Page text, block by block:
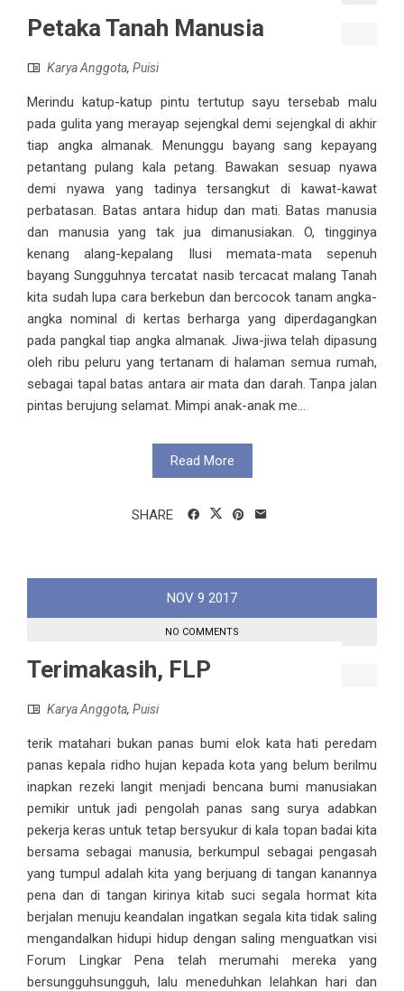
Petaka Tanah Manusia
Karya Anggota, Puisi
Merindu katup-katup pintu tertutup sayu tersebab malu
pada gulita yang merayap sejengkal demi sejengkal di akhir
tiap angka almanak. Menunggu bayang sang kepayang
petantang pulang kala petang. Bawakan sesuap nyawa
demi nyawa yang tadinya tersangkut di kawat-kawat
perbatasan. Batas antara hidup dan mati. Batas manusia
dan manusia yang tak jua dimanusiakan. O, tingginya
kenang alang-kepalang Ilusi memata-mata sepenuh
bayang Sungguhnya tercatat nasib tercacat malang Tanah
kita sudah lupa cara berkebun dan bercocok tanam angka-
angka nominal di kertas berharga yang diperdagangkan
pada pangkal tiap angka almanak. Jiwa-jiwa telah dipasung
oleh ribu peluru yang tertanam di halaman semua rumah,
sebagai tapal batas antara air mata dan darah. Tanpa jalan
pintas berujung selamat. Mimpi anak-anak me...
Read More
SHARE
NOV 9 2017
NO COMMENTS
Terimakasih, FLP
Karya Anggota, Puisi
terik matahari bukan panas bumi elok kata hati peredam
panas kepala ridho hujan kepada kota yang belum berilmu
inapkan rezeki langit menjadi bencana bumi manusiakan
pemikir untuk jadi pengolah panas sang surya adabkan
pekerja keras untuk tetap bersyukur di kala topan badai kita
bersama sebagai manusia, berkumpul sebagai pengasah
yang tumpul adalah kita yang berjuang di tangan kanannya
pena dan di tangan kirinya kitab suci segala hormat kita
berjalan menuju keandalan ingatkan segala kita tidak saling
mengandalkan hidupi hidup dengan saling menguatkan visi
Forum Lingkar Pena telah merumahi mereka yang
bersungguhsungguh, lalu meneduhkan lelahkan hari dan